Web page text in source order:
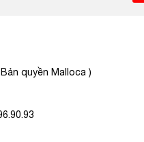
quyền Malloca )